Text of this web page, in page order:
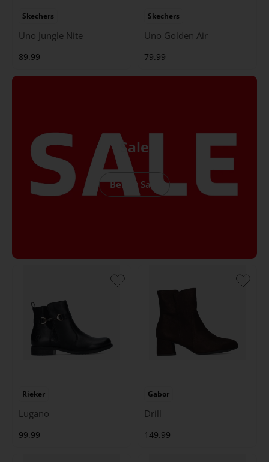
Skechers
Uno Jungle Nite
89.99
Skechers
Uno Golden Air
79.99
Sale
Bekijk Sale
Rieker
Lugano
99.99
Gabor
Drill
149.99